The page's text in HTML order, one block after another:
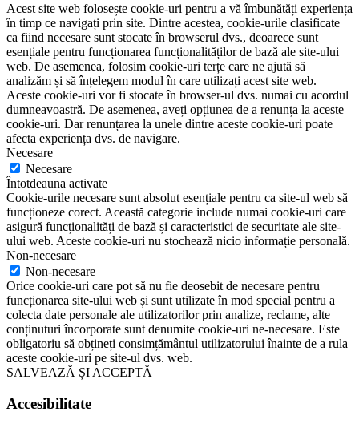
Acest site web folosește cookie-uri pentru a vă îmbunătăți experiența
în timp ce navigați prin site. Dintre acestea, cookie-urile clasificate
ca fiind necesare sunt stocate în browserul dvs., deoarece sunt
esențiale pentru funcționarea funcționalităților de bază ale site-ului
web. De asemenea, folosim cookie-uri terțe care ne ajută să
analizăm și să înțelegem modul în care utilizați acest site web.
Aceste cookie-uri vor fi stocate în browser-ul dvs. numai cu acordul
dumneavoastră. De asemenea, aveți opțiunea de a renunța la aceste
cookie-uri. Dar renunțarea la unele dintre aceste cookie-uri poate
afecta experiența dvs. de navigare.
Necesare
Necesare
Întotdeauna activate
Cookie-urile necesare sunt absolut esențiale pentru ca site-ul web să
funcționeze corect. Această categorie include numai cookie-uri care
asigură funcționalități de bază și caracteristici de securitate ale site-
ului web. Aceste cookie-uri nu stochează nicio informație personală.
Non-necesare
Non-necesare
Orice cookie-uri care pot să nu fie deosebit de necesare pentru
funcționarea site-ului web și sunt utilizate în mod special pentru a
colecta date personale ale utilizatorilor prin analize, reclame, alte
conținuturi încorporate sunt denumite cookie-uri ne-necesare. Este
obligatoriu să obțineți consimțământul utilizatorului înainte de a rula
aceste cookie-uri pe site-ul dvs. web.
SALVEAZĂ ȘI ACCEPTĂ
Accesibilitate